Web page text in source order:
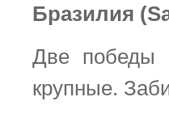
Бразилия
Две победы
крупные.